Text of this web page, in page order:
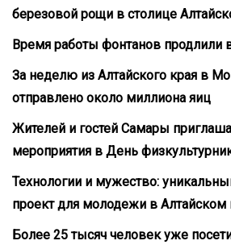
березовой рощи в столице
Время работы фонтанов продлили
За неделю из Алтайского края в
отправлено около миллиона яиц
Жителей и гостей Самары
мероприятия в День
Технологии и мужество:
проект для молодежи в Алтайском
Более 25 тысяч человек уже